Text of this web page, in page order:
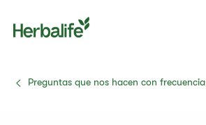
Preguntas que nos hacen con frecuencia